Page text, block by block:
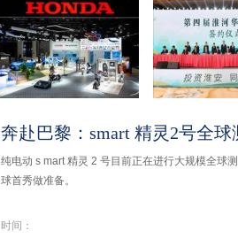
Honda携全领域产
淮安成功
纯电动 s mart 精灵 2 号目前正在进行大规模全球
球首秀做准备。
时间：